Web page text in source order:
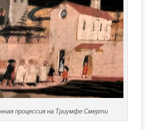
процессия на Триумфе Смерти